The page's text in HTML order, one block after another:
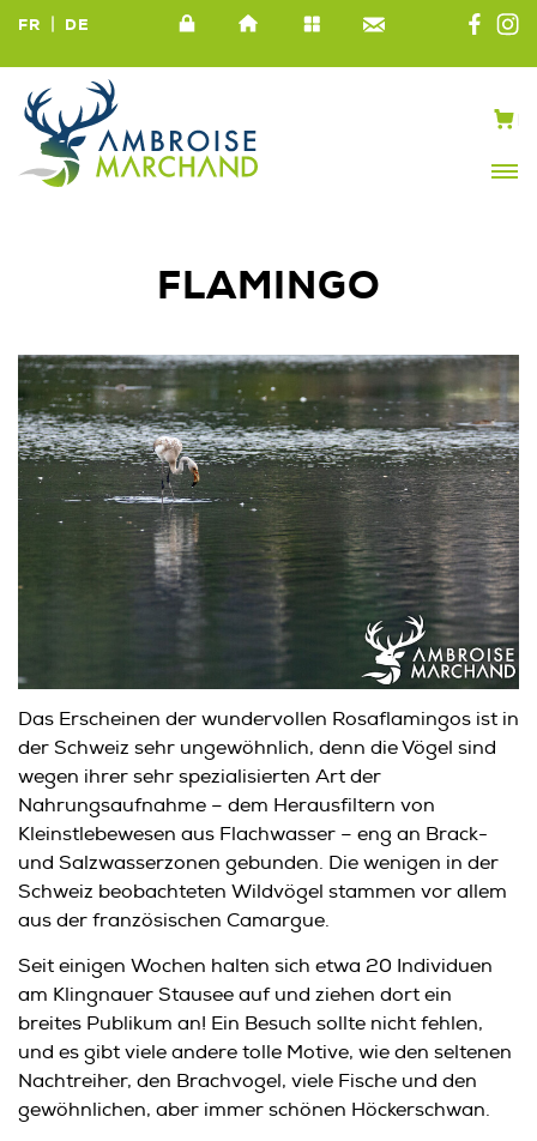
FR | DE
FLAMINGO
Das Erscheinen der wundervollen Rosaflamingos ist in
der Schweiz sehr ungewöhnlich, denn die Vögel sind
wegen ihrer sehr spezialisierten Art der
Nahrungsaufnahme – dem Herausfiltern von
Kleinstlebewesen aus Flachwasser – eng an Brack-
und Salzwasserzonen gebunden. Die wenigen in der
Schweiz beobachteten Wildvögel stammen vor allem
aus der französischen Camargue.
Seit einigen Wochen halten sich etwa 20 Individuen
am Klingnauer Stausee auf und ziehen dort ein
breites Publikum an! Ein Besuch sollte nicht fehlen,
und es gibt viele andere tolle Motive, wie den seltenen
Nachtreiher, den Brachvogel, viele Fische und den
gewöhnlichen, aber immer schönen Höckerschwan.